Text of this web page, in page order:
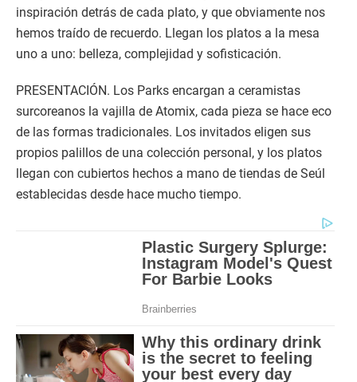
inspiración detrás de cada plato, y que obviamente nos
hemos traído de recuerdo. Llegan los platos a la mesa
uno a uno: belleza, complejidad y sofisticación.
PRESENTACIÓN. Los Parks encargan a ceramistas
surcoreanos la vajilla de Atomix, cada pieza se hace eco
de las formas tradicionales. Los invitados eligen sus
propios palillos de una colección personal, y los platos
llegan con cubiertos hechos a mano de tiendas de Seúl
establecidas desde hace mucho tiempo.